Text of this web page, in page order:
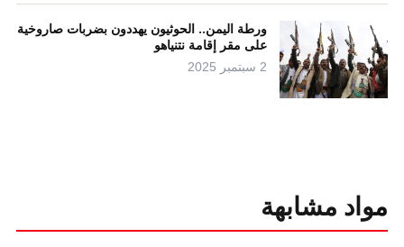
ورطة اليمن.. الحوثيون يهددون بضربات صاروخية
على مقر إقامة نتنياهو
2 سبتمبر 2025
مواد مشابهة